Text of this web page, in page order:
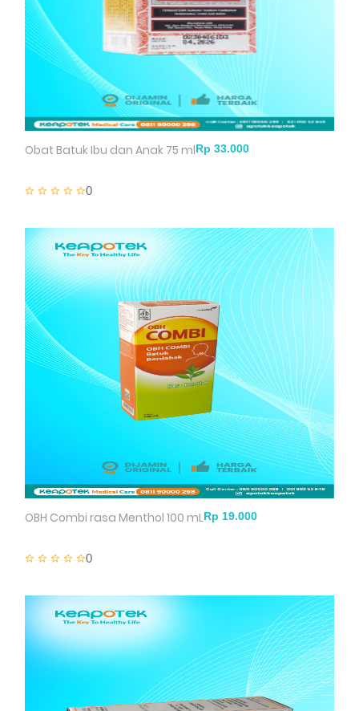
Obat Batuk Ibu dan Anak 75 ml
0
OBH Combi rasa Menthol 100 mL
0